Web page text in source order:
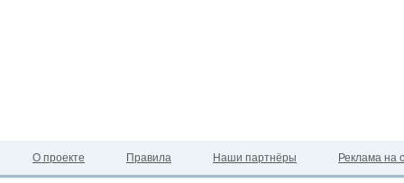
О проекте Правила Наши партнёры Реклама на